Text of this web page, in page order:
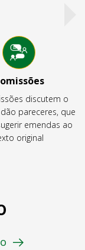
discutem o
pareceres, que
emendas ao
original